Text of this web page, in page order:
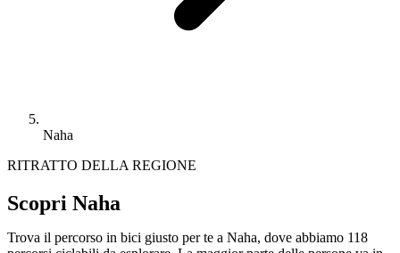
Naha
RITRATTO DELLA REGIONE
Scopri Naha
Trova il percorso in bici giusto per te a Naha, dove abbiamo 118